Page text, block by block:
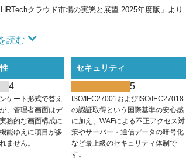
クラウド市場の実態と展望 2025年度版」より
読む
4
ケート形式で答え
、管理者画面はデ
務的な画面構成に
能ゆえに項目が多
ません。
セキュリティ
5
ISO/IEC27001およびISO/IEC27018
の認証取得という国際基準の安心感
に加え、WAFによる不正アクセス対
策やサーバー・通信データの暗号化
など最上級のセキュリティ体制で
す。